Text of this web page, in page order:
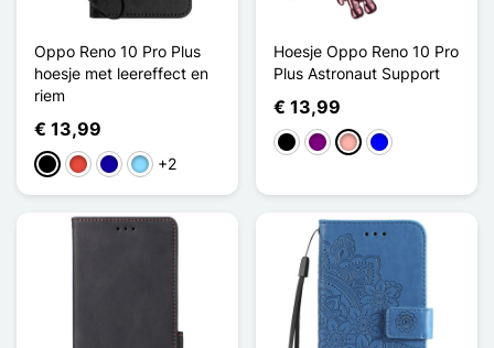
Oppo Reno 10 Pro Plus
hoesje met leereffect en
riem
€ 13,99
ZwartRoodDonkerblauw
Licht Blauw
+2
Hoesje Oppo Reno 10 Pro
Plus Astronaut Support
€ 13,99
ZwartPurperRose Goud
Blauw